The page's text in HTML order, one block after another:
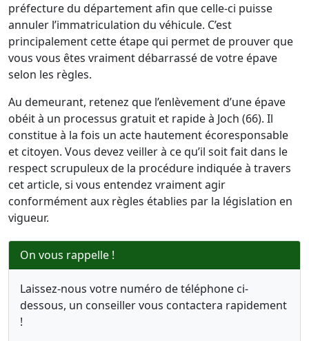
préfecture du département afin que celle-ci puisse
annuler l’immatriculation du véhicule. C’est
principalement cette étape qui permet de prouver que
vous vous êtes vraiment débarrassé de votre épave
selon les règles.
Au demeurant, retenez que l’enlèvement d’une épave
obéit à un processus gratuit et rapide à Joch (66). Il
constitue à la fois un acte hautement écoresponsable
et citoyen. Vous devez veiller à ce qu’il soit fait dans le
respect scrupuleux de la procédure indiquée à travers
cet article, si vous entendez vraiment agir
conformément aux règles établies par la législation en
vigueur.
On vous rappelle !
Laissez-nous votre numéro de téléphone ci-
dessous, un conseiller vous contactera rapidement
!